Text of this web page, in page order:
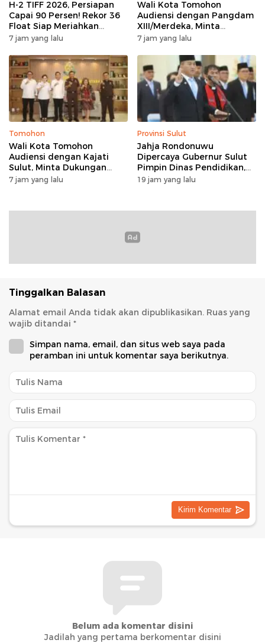
H-2 TIFF 2026, Persiapan
Capai 90 Persen! Rekor 36
Float Siap Meriahkan
Parade Bunga, Kursi VIP
7 jam yang lalu
Wali Kota Tomohon
Audiensi dengan Pangdam
XIII/Merdeka, Minta
Dukungan Keamanan
7 jam yang lalu
Tomohon
Wali Kota Tomohon
Audiensi dengan Kajati
Sulut, Minta Dukungan
Hukum untuk TIFF 2026
7 jam yang lalu
Provinsi Sulut
Jahja Rondonuwu
Dipercaya Gubernur Sulut
Pimpin Dinas Pendidikan,
Janji Perbaiki Indikator
19 jam yang lalu
Tinggalkan Balasan
Alamat email Anda tidak akan dipublikasikan. Ruas yang
wajib ditandai *
Simpan nama, email, dan situs web saya pada
peramban ini untuk komentar saya berikutnya.
Belum ada komentar disini
Jadilah yang pertama berkomentar disini